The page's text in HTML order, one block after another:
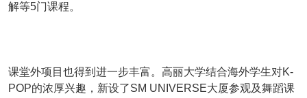
解等5门课程。
课堂外项目也得到进一步丰富。高丽大学结合海外学生对K-
POP的浓厚兴趣，新设了SM UNIVERSE大厦参观及舞蹈课